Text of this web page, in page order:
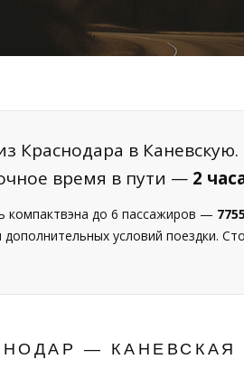
Краснодара в
время в пути — 2
компактвэна до 6 пассажиров —
дополнительных условий поездки.
— КАНЕВСКАЯ